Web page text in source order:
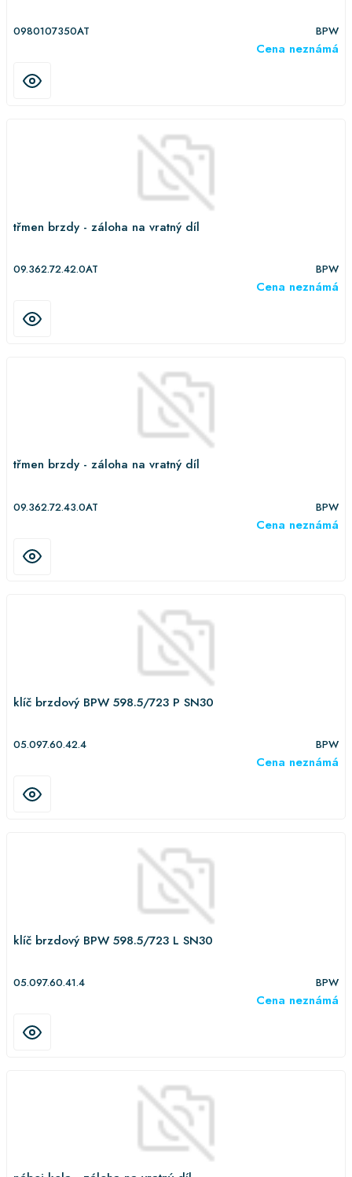
0980107350AT BPW
Cena neznámá
třmen brzdy - záloha na vratný díl
09.362.72.42.0AT BPW
Cena neznámá
třmen brzdy - záloha na vratný díl
09.362.72.43.0AT BPW
Cena neznámá
klíč brzdový BPW 598.5/723 P SN30
05.097.60.42.4 BPW
Cena neznámá
klíč brzdový BPW 598.5/723 L SN30
05.097.60.41.4 BPW
Cena neznámá